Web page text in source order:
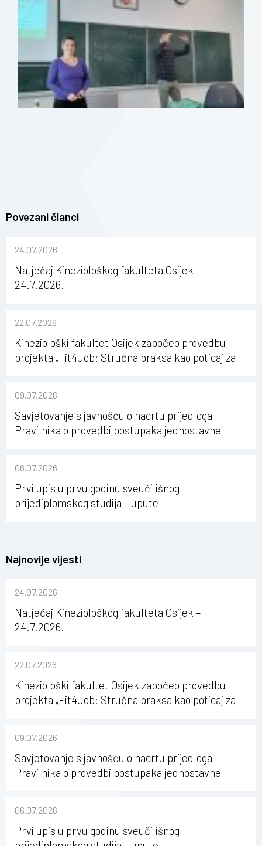
Povezani članci
24.07.2026
Natječaj Kineziološkog fakulteta Osijek –
24.7.2026.
22.07.2026
Kineziološki fakultet Osijek započeo provedbu
projekta „Fit4Job: Stručna praksa kao poticaj za
09.07.2026
Savjetovanje s javnošću o nacrtu prijedloga
Pravilnika o provedbi postupaka jednostavne
Osijeku
06.07.2026
Prvi upis u prvu godinu sveučilišnog
prijediplomskog studija – upute
Najnovije vijesti
24.07.2026
Natječaj Kineziološkog fakulteta Osijek –
24.7.2026.
22.07.2026
Kineziološki fakultet Osijek započeo provedbu
projekta „Fit4Job: Stručna praksa kao poticaj za
09.07.2026
Savjetovanje s javnošću o nacrtu prijedloga
Pravilnika o provedbi postupaka jednostavne
Osijeku
06.07.2026
Prvi upis u prvu godinu sveučilišnog